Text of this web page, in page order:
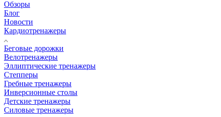
Обзоры
Блог
Новости
Кардиотренажеры
Беговые дорожки
Велотренажеры
Эллиптические тренажеры
Степперы
Гребные тренажеры
Инверсионные столы
Детские тренажеры
Силовые тренажеры